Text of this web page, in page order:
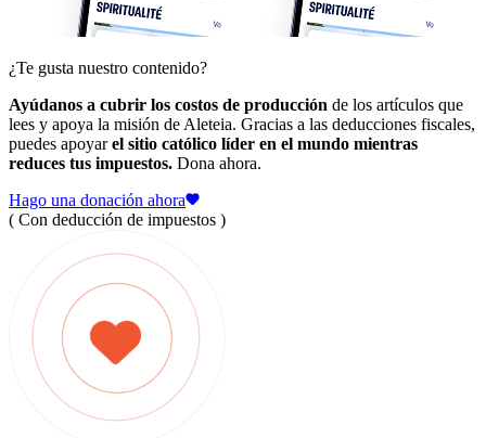
¿Te gusta nuestro contenido?
Ayúdanos a cubrir los costos de producción de los artículos que
lees y apoya la misión de Aleteia. Gracias a las deducciones fiscales,
puedes apoyarel sitio católico líder en el mundo mientras
reduces tus impuestos. Dona ahora.
Hago una donación ahora
( Con deducción de impuestos )